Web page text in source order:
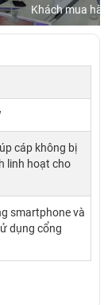
Khách mua
cáp không bị
linh hoạt cho
smartphone và
dụng cổng